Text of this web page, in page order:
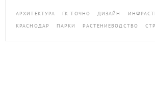
АРХИТЕКТУРА ГК ТОЧНО ДИЗАЙН
КРАСНОДАР
ПАРКИ РАСТЕНИЕВОДСТВО